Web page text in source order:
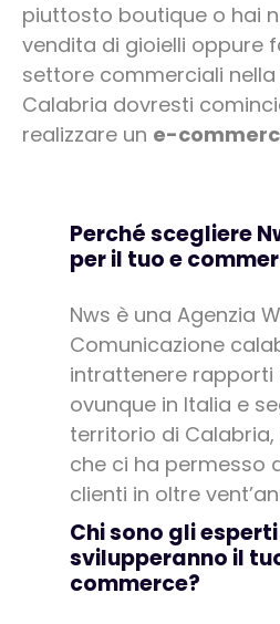
piuttosto boutique o hai
vendita di gioielli oppure
settore commerciali
Calabria dovresti
realizzare un e-
Perché scegliere
per il tuo e
Nws è una Agenzia
Comunicazione
intrattenere rapporti
ovunque in Italia e
territorio di
che ci ha permesso
clienti in oltre
Chi sono gli
svilupperanno il
commerce?